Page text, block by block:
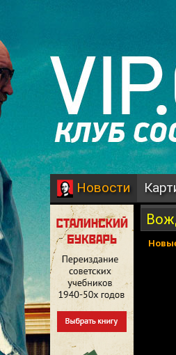
Новости